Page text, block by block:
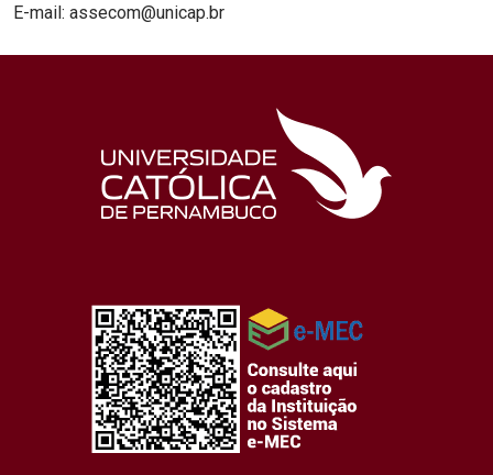
E-mail: assecom@unicap.br